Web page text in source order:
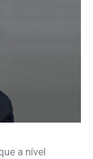
a nível